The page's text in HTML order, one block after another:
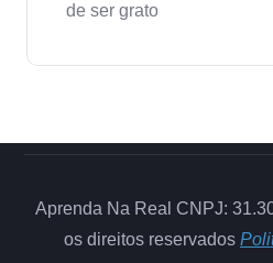
de ser grato
Aprenda Na Real CNPJ:
os direitos reservados